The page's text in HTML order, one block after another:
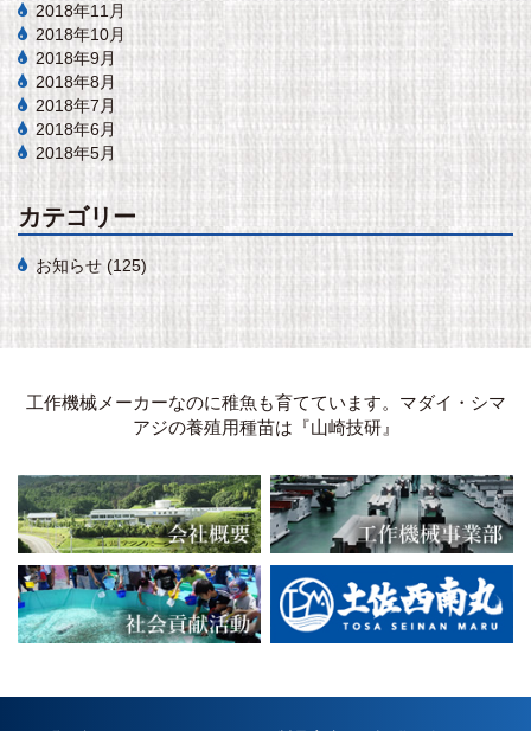
2018年11月
2018年10月
2018年9月
2018年8月
2018年7月
2018年6月
2018年5月
カテゴリー
お知らせ (125)
工作機械メーカーなのに稚魚も育てています。マダイ・シマ
アジの養殖用種苗は『山崎技研』